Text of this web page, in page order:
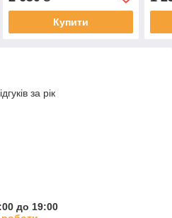
Купити
за рік
до 19:00